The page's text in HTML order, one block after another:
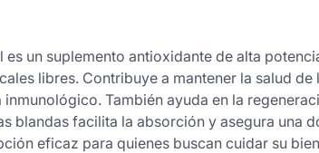
es un suplemento antioxidante de alta
libres. Contribuye a mantener la salud
También ayuda en la
blandas facilita la absorción y asegura una
eficaz para quienes buscan cuidar su